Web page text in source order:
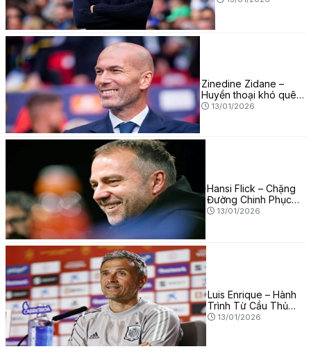
Zinedine Zidane –
Huyền thoại khó quên
của bóng đá đương
13/01/2026
Hansi Flick – Chặng
Đường Chinh Phục
Những Đỉnh Cao Mới
13/01/2026
Luis Enrique – Hành
Trình Từ Cầu Thủ
Tới HLV Thành Công
13/01/2026